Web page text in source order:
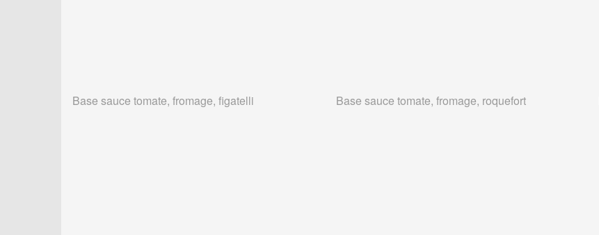
Base sauce tomate, fromage, figatelli Base sauce tomate, fromage, roquefort